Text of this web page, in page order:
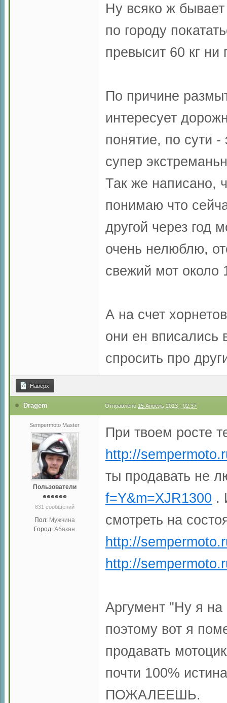
Ну всяко ж
по городу
превысит 60 кг
По причине
интересует
понятие, по сути
супер
Так же написано,
понимаю что
другой через год
очень нелюблю,
свежий мот около
А на счет
они ен вписались
спросить про
Наверх
Dragem Отправлено 15 Апрель 2013 - 02:37
Sempermoto Master
Пользователи
831 сообщений
Пол: Мужчина
Город: Абакан
При твоем росте
http://
ты продавать не
f=Y&m=XJR1300 .
смотреть на
http://
http://
Аргумент "Ну я на
поэтому вот я
продавать
почти 100%
ПОЖАЛЕЕШЬ.